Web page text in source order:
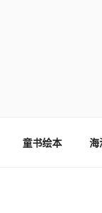
童书绘本 海